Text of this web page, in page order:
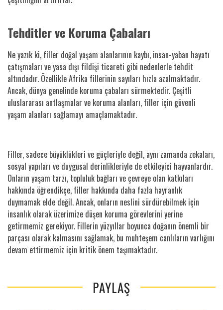
Tehditler ve Koruma Çabaları
Ne yazık ki, filler doğal yaşam alanlarının kaybı, insan-yaban hayatı
çatışmaları ve yasa dışı fildişi ticareti gibi nedenlerle tehdit
altındadır. Özellikle Afrika fillerinin sayıları hızla azalmaktadır.
Ancak, dünya genelinde koruma çabaları sürmektedir. Çeşitli
uluslararası antlaşmalar ve koruma alanları, filler için güvenli
yaşam alanları sağlamayı amaçlamaktadır.
Filler, sadece büyüklükleri ve güçleriyle değil, aynı zamanda zekaları,
sosyal yapıları ve duygusal derinlikleriyle de etkileyici hayvanlardır.
Onların yaşam tarzı, topluluk bağları ve çevreye olan katkıları
hakkında öğrendikçe, filler hakkında daha fazla hayranlık
duymamak elde değil. Ancak, onların neslini sürdürebilmek için
insanlık olarak üzerimize düşen koruma görevlerini yerine
getirmemiz gerekiyor. Fillerin yüzyıllar boyunca doğanın önemli bir
parçası olarak kalmasını sağlamak, bu muhteşem canlıların varlığını
devam ettirmemiz için kritik önem taşımaktadır.
PAYLAŞ